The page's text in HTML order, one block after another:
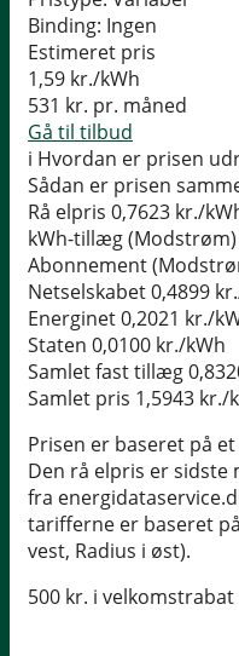
Binding: Ingen
Estimeret pris
1,59 kr./kWh
531 kr. pr. måned
Gå til tilbud
i Hvordan er prisen
Sådan er prisen
Rå elpris 0,7623 kr./
kWh-tillæg (Modstrøm)
Abonnement
Netselskabet0,4899
Energinet0,2021 kr./
Staten 0,0100 kr./kWh
Samlet fast tillæg
Samlet pris 1,5943 kr./
Prisen er baseret på
Den rå elpris er sidste
fra
tarifferne er baseret
vest, Radius i øst).
500 kr. i velkomstrabat